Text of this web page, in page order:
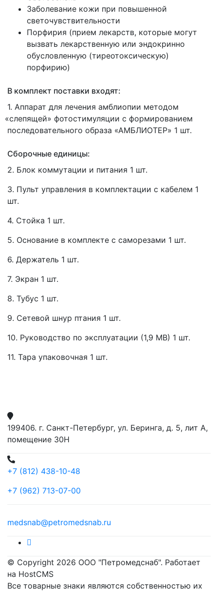
Заболевание кожи при повышенной
светочувствительности
Порфирия (прием лекарств, которые могут
вызвать лекарственную или эндокринно
обусловленную (тиреотоксическую)
порфирию)
В комплект поставки входят:
1. Аппарат для лечения амблиопии методом
«слепящей» фотостимуляции с формированием
последовательного образа «АМБЛИОТЕР» 1 шт.
Сборочные единицы:
2. Блок коммутации и питания 1 шт.
3. Пульт управления в комплектации с кабелем 1
шт.
4. Стойка 1 шт.
5. Основание в комплекте с саморезами 1 шт.
6. Держатель 1 шт.
7. Экран 1 шт.
8. Тубус 1 шт.
9. Сетевой шнур птания 1 шт.
10. Руководство по эксплуатации (1,9 MB) 1 шт.
11. Тара упаковочная 1 шт.
199406. г. Санкт-Петербург, ул. Беринга, д. 5, лит А,
помещение 30Н
+7 (812) 438-10-48
+7 (962) 713-07-00
medsnab@petromedsnab.ru
© Copyright 2026 ООО "Петромедснаб". Работает
на HostCMS
Все товарные знаки являются собственностью их